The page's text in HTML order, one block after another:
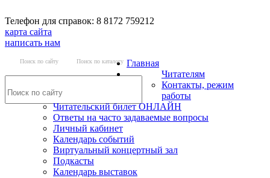
Телефон для справок: 8 8172 759212
карта сайта
написать нам
Поиск по сайту Поиск по каталогу Главная
Читателям
Контакты, режим
работы
Читательский билет ОНЛАЙН
Ответы на часто задаваемые вопросы
Личный кабинет
Календарь событий
Виртуальный концертный зал
Подкасты
Календарь выставок